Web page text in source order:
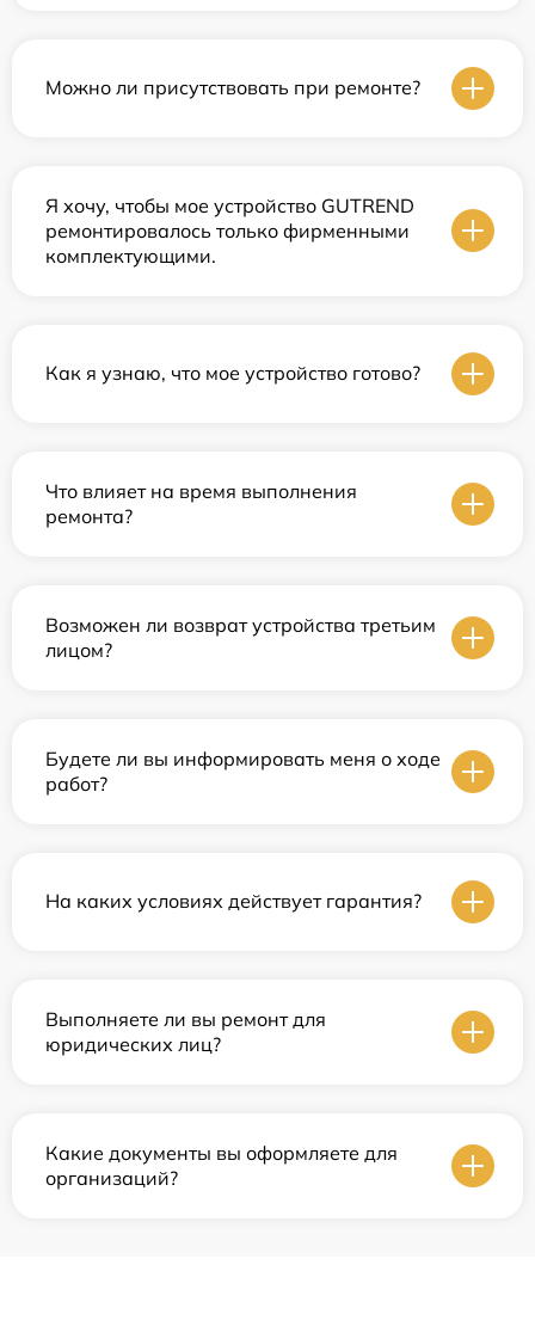
Можно ли присутствовать при ремонте?
Я хочу, чтобы мое устройство GUTREND
ремонтировалось только фирменными
комплектующими.
Как я узнаю, что мое устройство готово?
Что влияет на время выполнения
ремонта?
Возможен ли возврат устройства третьим
лицом?
Будете ли вы информировать меня о ходе
работ?
На каких условиях действует гарантия?
Выполняете ли вы ремонт для
юридических лиц?
Какие документы вы оформляете для
организаций?